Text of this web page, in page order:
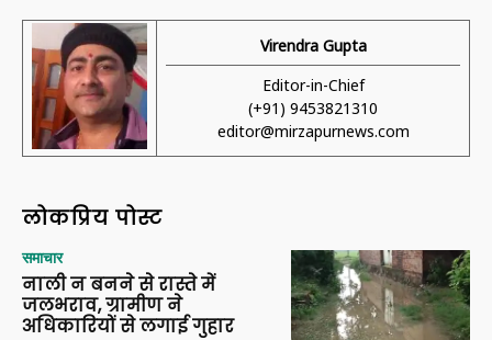
Virendra Gupta
Editor-in-Chief
(+91) 9453821310
editor@mirzapurnews.com
लोकप्रिय पोस्ट
समाचार
नाली न बनने से रास्ते में
जलभराव, ग्रामीण ने
अधिकारियों से लगाई गुहार